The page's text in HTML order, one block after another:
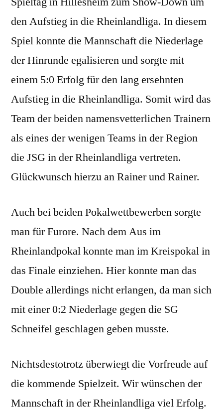
den Aufstieg in die Rheinlandliga. In diesem
Spiel konnte die Mannschaft die Niederlage
der Hinrunde egalisieren und sorgte mit
einem 5:0 Erfolg für den lang ersehnten
Aufstieg in die Rheinlandliga. Somit wird das
Team der beiden namensvetterlichen Trainern
als eines der wenigen Teams in der Region
die JSG in der Rheinlandliga vertreten.
Glückwunsch hierzu an Rainer und Rainer.
Auch bei beiden Pokalwettbewerben sorgte
man für Furore. Nach dem Aus im
Rheinlandpokal konnte man im Kreispokal in
das Finale einziehen. Hier konnte man das
Double allerdings nicht erlangen, da man sich
mit einer 0:2 Niederlage gegen die SG
Schneifel geschlagen geben musste.
Nichtsdestotrotz überwiegt die Vorfreude auf
die kommende Spielzeit. Wir wünschen der
Mannschaft in der Rheinlandliga viel Erfolg.